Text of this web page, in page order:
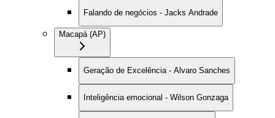
Falando de negócios - Jacks Andrade
Macapá (AP)
Geração de Excelência - Alvaro Sanches
Inteligência emocional - Wilson Gonzaga